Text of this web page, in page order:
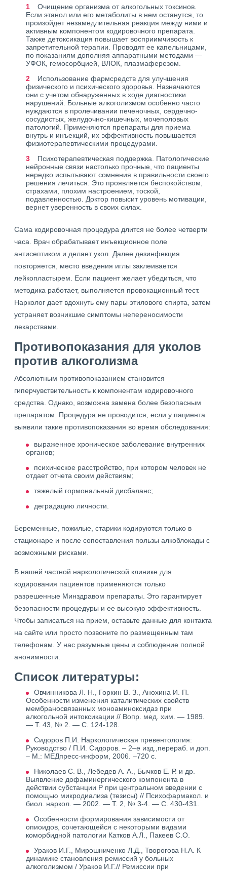
Очищение организма от алкогольных токсинов.
Если этанол или его метаболиты в нем останутся, то
произойдет незамедлительная реакция между ними и
активным компонентом кодировочного препарата.
Также детоксикация повышает восприимчивость к
запретительной терапии. Проводят ее капельницами,
по показаниям дополняя аппаратными методами —
УФОК, гемосорбцией, ВЛОК, плазмаферезом.
Использование фармсредств для улучшения
физического и психического здоровья. Назначаются
они с учетом обнаруженных в ходе диагностики
нарушений. Больные алкоголизмом особенно часто
нуждаются в пролечивании печеночных, сердечно-
сосудистых, желудочно-кишечных, мочеполовых
патологий. Применяются препараты для приема
внутрь и инъекций, их эффективность повышается
физиотерапевтическими процедурами.
Психотерапевтическая поддержка. Патологические
нейронные связи настолько прочные, что пациенты
нередко испытывают сомнения в правильности своего
решения лечиться. Это проявляется беспокойством,
страхами, плохим настроением, тоской,
подавленностью. Доктор повысит уровень мотивации,
вернет уверенность в своих силах.
Сама кодировочная процедура длится не более четверти
часа. Врач обрабатывает инъекционное поле
антисептиком и делает укол. Далее дезинфекция
повторяется, место введения иглы заклеивается
лейкопластырем. Если пациент желает убедиться, что
методика работает, выполняется провокационный тест.
Нарколог дает вдохнуть ему пары этилового спирта, затем
устраняет возникшие симптомы непереносимости
лекарствами.
Противопоказания для уколов
против алкоголизма
Абсолютным противопоказанием становится
гиперчувствительность к компонентам кодировочного
средства. Однако, возможна замена более безопасным
препаратом. Процедура не проводится, если у пациента
выявили такие противопоказания во время обследования:
выраженное хроническое заболевание внутренних
органов;
психическое расстройство, при котором человек не
отдает отчета своим действиям;
тяжелый гормональный дисбаланс;
деградацию личности.
Беременные, пожилые, старики кодируются только в
стационаре и после сопоставления пользы алкоблокады с
возможными рисками.
В нашей частной наркологической клинике для
кодирования пациентов применяются только
разрешенные Минздравом препараты. Это гарантирует
безопасности процедуры и ее высокую эффективность.
Чтобы записаться на прием, оставьте данные для контакта
на сайте или просто позвоните по размещенным там
телефонам. У нас разумные цены и соблюдение полной
анонимности.
Список литературы:
Овчинникова Л. Н., Горкин В. З., Анохина И. П.
Особенности изменения каталитических свойств
мембраносвязанных моноаминоксидаз при
алкогольной интоксикации // Вопр. мед. хим. — 1989.
— Т. 43, № 2. — С. 124-128.
Сидоров П.И. Наркологическая превентология:
Руководство / П.И. Сидоров. – 2–е изд.,перераб. и доп.
– М.: МЕДпресс-информ, 2006. –720 с.
Николаев С. В., Лебедев А. А., Бычков Е. Р. и др.
Выявление дофаминергического компонента в
действии субстанции Р при центральном введении с
помощью микродиализа (тезисы) // Психофармакол. и
биол. наркол. — 2002. — Т. 2, № 3-4. — С. 430-431.
Особенности формирования зависимости от
опиоидов, сочетающейся с некоторыми видами
коморбидной патологии Катков А.Л., Пакеев С.О.
Ураков И.Г., Мирошниченко Л.Д., Творогова Н.А. К
динамике становления ремиссий у больных
алкоголизмом / Ураков И.Г.// Ремиссии при